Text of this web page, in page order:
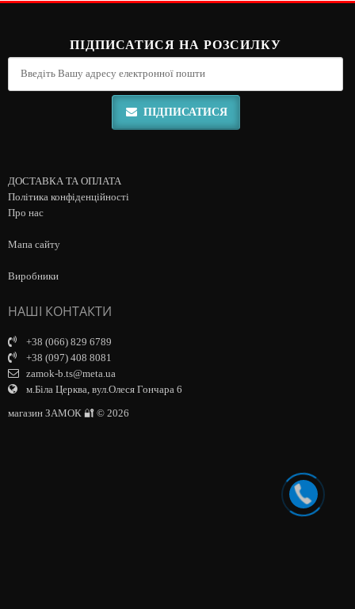
ПІДПИСАТИСЯ НА РОЗСИЛКУ
ПІДПИСАТИСЯ
ДОСТАВКА ТА ОПЛАТА
Політика конфіденційності
Про нас
Мапа сайту
Виробники
НАШІ КОНТАКТИ
+38 (066) 829 6789
+38 (097) 408 8081
zamok-b.ts@meta.ua
м.Біла Церква, вул.Олеся Гончара 6
магазин ЗАМОК 🔐 © 2026